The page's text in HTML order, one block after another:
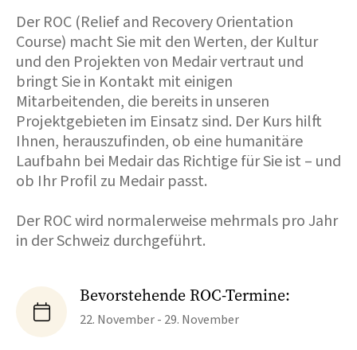
Der ROC (Relief and Recovery Orientation
Course) macht Sie mit den Werten, der Kultur
und den Projekten von Medair vertraut und
bringt Sie in Kontakt mit einigen
Mitarbeitenden, die bereits in unseren
Projektgebieten im Einsatz sind. Der Kurs hilft
Ihnen, herauszufinden, ob eine humanitäre
Laufbahn bei Medair das Richtige für Sie ist – und
ob Ihr Profil zu Medair passt.
Der ROC wird normalerweise mehrmals pro Jahr
in der Schweiz durchgeführt.

Bevorstehende ROC-Termine:
22. November - 29. November